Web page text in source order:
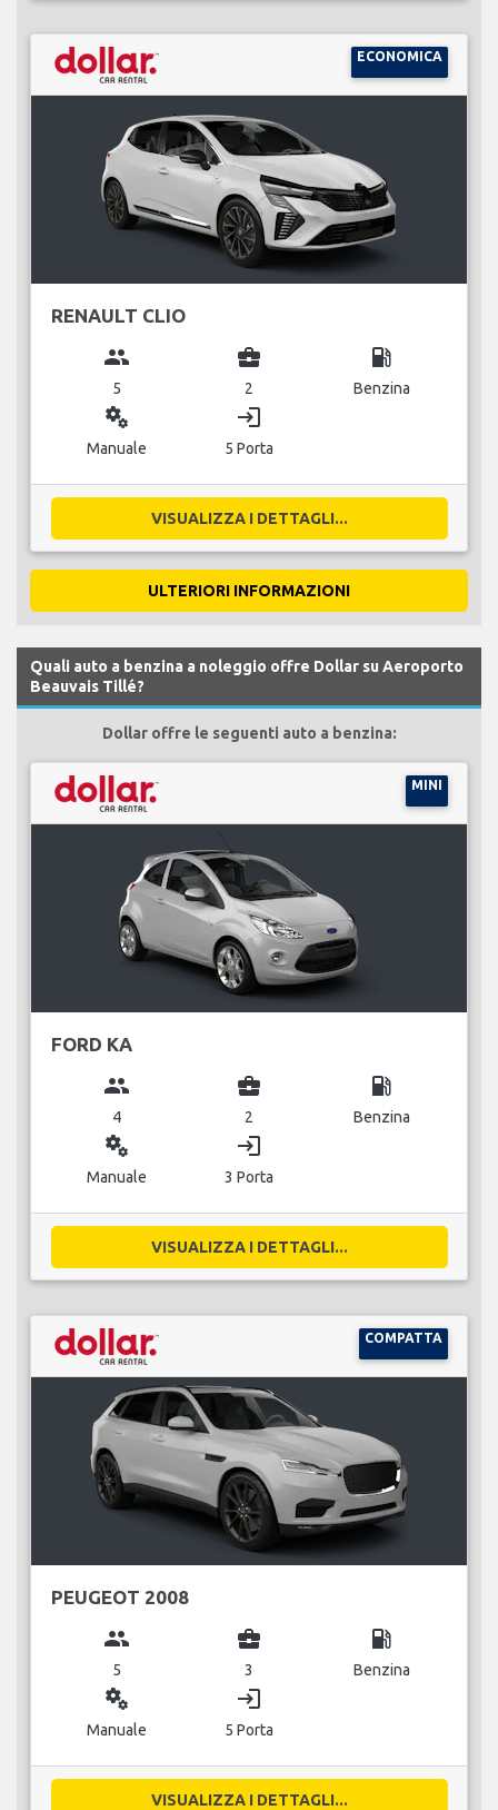
ECONOMICA
RENAULT CLIO
group
5
business_center
2
local_gas_station
Benzina
miscellaneous_services
Manuale
login
5 Porta
VISUALIZZA I DETTAGLI...
ULTERIORI INFORMAZIONI
Quali auto a benzina a noleggio offre Dollar su Aeroporto
Beauvais Tillé?
Dollar offre le seguenti auto a benzina:
MINI
FORD KA
group
4
business_center
2
local_gas_station
Benzina
miscellaneous_services
Manuale
login
3 Porta
VISUALIZZA I DETTAGLI...
COMPATTA
PEUGEOT 2008
group
5
business_center
3
local_gas_station
Benzina
miscellaneous_services
Manuale
login
5 Porta
VISUALIZZA I DETTAGLI...